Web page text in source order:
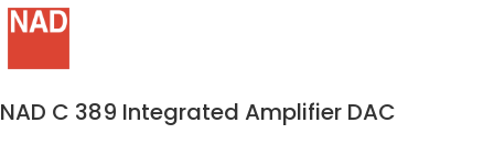
NAD C 389 Integrated Amplifier DAC